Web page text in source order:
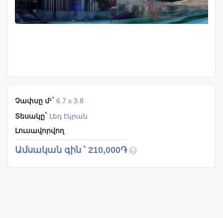
Չափսը մ²` 6.7 x 3.8
Տեսակը` Լեդ էկրան
Լուսավորվող
Ամսական գին ` 210,000֏